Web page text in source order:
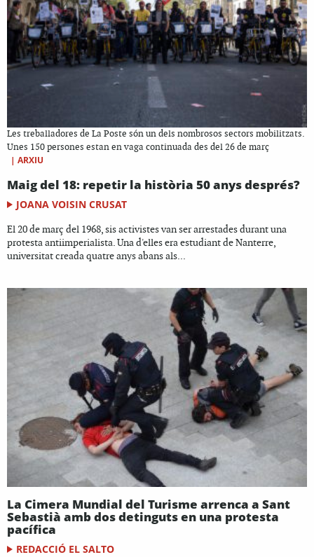
Les treballadores de La Poste són un dels nombrosos sectors mobilitzats.
Unes 150 persones estan en vaga continuada des del 26 de març
| ARXIU
Maig del 18: repetir la història 50 anys després?
JOANA VOISIN CRUSAT
El 20 de març del 1968, sis activistes van ser arrestades durant una
protesta antiimperialista. Una d'elles era estudiant de Nanterre,
universitat creada quatre anys abans als...
La Cimera Mundial del Turisme arrenca a Sant
Sebastià amb dos detinguts en una protesta
pacífica
REDACCIÓ EL SALTO